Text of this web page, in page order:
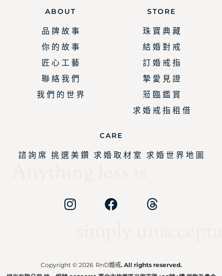
ABOUT
品 牌 故 事
你 的 故 事
匠 心 工 藝
聯 絡 我 們
我 們 的 世 界
STORE
珠 寶 典 藏
結 婚 對 戒
訂 婚 戒 指
摯 愛 見 證
蒞 臨 鑑 賞
求 婚 戒 指 租 借
CARE
諮 詢 席 挑 選 美 鑽 求 婚 取 材 室 求 婚 世 界 地 圖
Copyright © 2026 RnD婚戒. All rights reserved.